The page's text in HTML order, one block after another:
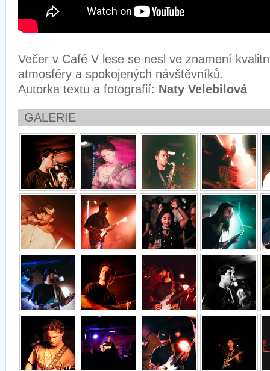
Večer v Café V lese se nesl ve znamení
atmosféry a spokojených návštěvníků.
Autorka textu a fotografií: Naty Velebilová
GALERIE